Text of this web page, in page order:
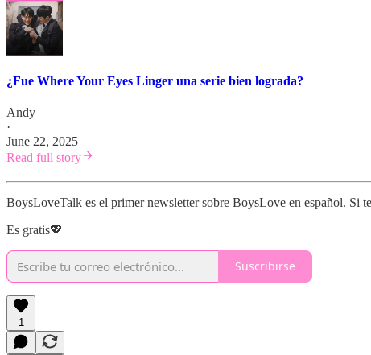
¿Fue Where Your Eyes Linger una serie bien lograda?
Andy
·
June 22, 2025
Read full story
BoysLoveTalk es el primer newsletter sobre BoysLove en español. Si
Es gratis💖
Suscribirse
1